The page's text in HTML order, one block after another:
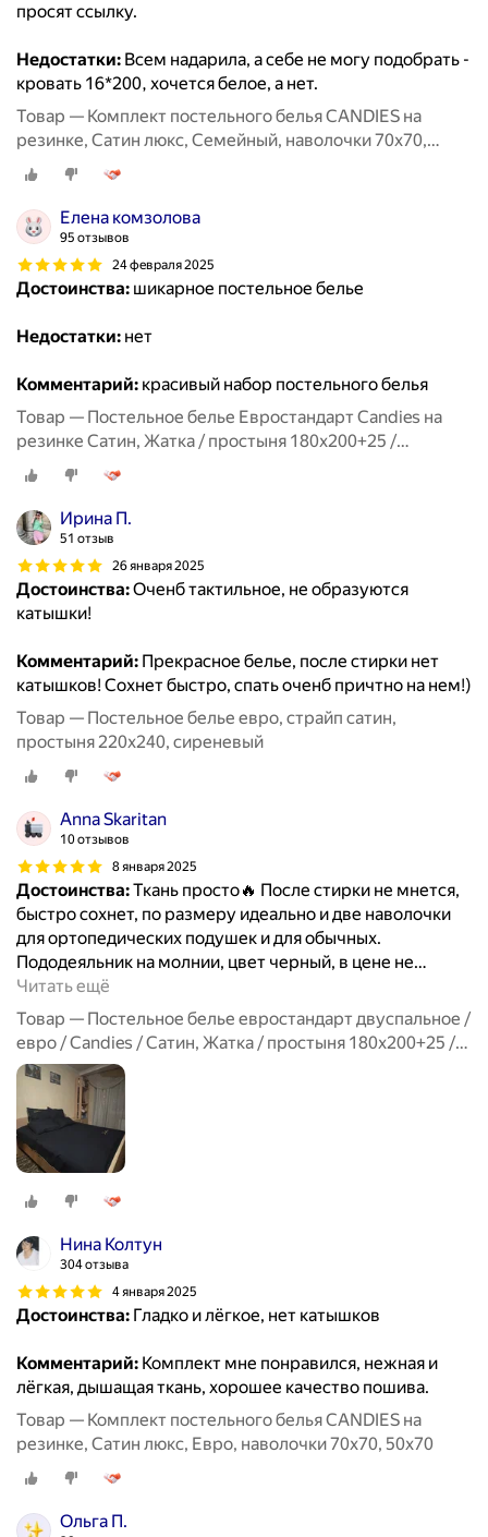
просят ссылку.
Недостатки: Всем надарила, а себе не могу подобрать -
кровать 16*200, хочется белое, а нет.
Товар — Комплект постельного белья CANDIES на
резинке, Сатин люкс, Семейный, наволочки 70x70,
50x70
Елена комзолова
95 отзывов
24 февраля 2025
Достоинства: шикарное постельное белье
Недостатки: нет
Комментарий: красивый набор постельного белья
Товар — Постельное белье Евростандарт Candies на
резинке Сатин, Жатка / простыня 180x200+25 /
пододеяльник 200x220 / 4 Наволочки 50x70-2, 70x70-2
Фисташково Серый
Ирина П.
51 отзыв
26 января 2025
Достоинства:Оченб тактильное, не образуются
катышки!
Комментарий: Прекрасное белье, после стирки нет
катышков! Сохнет быстро, спать оченб причтно на нем!)
Товар — Постельное белье евро, страйп сатин,
простыня 220x240, сиреневый
Anna Skaritan
10 отзывов
8 января 2025
Достоинства:Ткань просто🔥 После стирки не мнется,
быстро сохнет, по размеру идеально и две наволочки
для ортопедических подушек и для обычных.
Пододеяльник на молнии, цвет черный, в цене не…
Читать ещё
Товар — Постельное белье евростандарт двуспальное /
евро / Candies / Сатин, Жатка / простыня 180x200+25 /
пододеяльник 200x220 / 4 Наволочки 50x70-2, 70x70-2
Нина Колтун
304 отзыва
4 января 2025
Достоинства: Гладко и лёгкое, нет катышков
Комментарий: Комплект мне понравился, нежная и
лёгкая, дышащая ткань, хорошее качество пошива.
Товар — Комплект постельного белья CANDIES на
резинке, Сатин люкс, Евро, наволочки 70x70, 50x70
Ольга П.